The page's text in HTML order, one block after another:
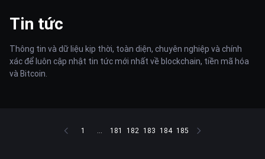
Tin tức
Thông tin và dữ liệu kịp thời, toàn diện, chuyên nghiệp và chính
xác để luôn cập nhật tin tức mới nhất về blockchain, tiền mã hóa
và Bitcoin.
1 ... 181 182 183 184 185